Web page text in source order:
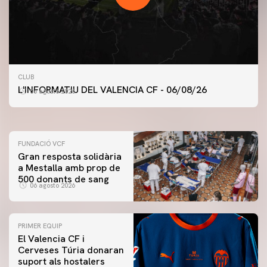
CLUB
L'INFORMATIU DEL VALENCIA CF - 06/08/26
06 agosto 2026
PRIMER EQUIP
ENTRENAMENT DEL VALENCIA CF 6/8/2026
FUNDACIÓ VCF
Gran resposta solidària
a Mestalla amb prop de
500 donants de sang
06 agosto 2026
PRIMER EQUIP
El Valencia CF i
Cerveses Túria donaran
suport als hostalers